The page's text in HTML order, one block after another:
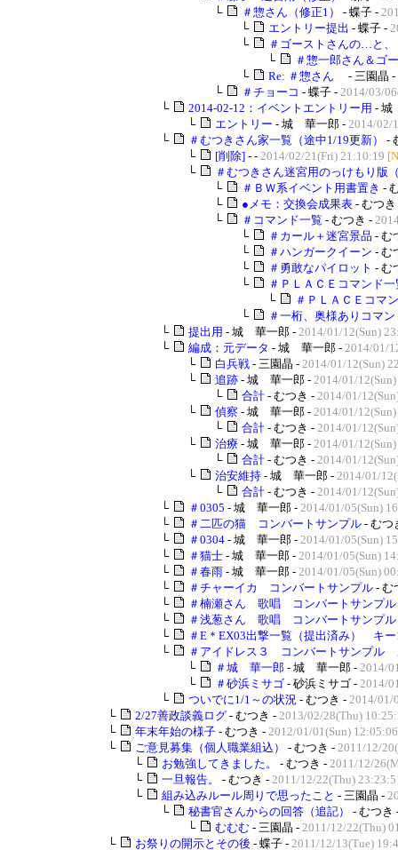
└
＃惣さん（修正1） - 蝶子 -
└
エントリー提出 - 蝶子 -
└
＃ゴーストさんの…と、
└
＃惣一郎さん＆ゴ
└
Re: ＃惣さん
- 三園晶 -
└
＃チョーコ - 蝶子 - 2014/03/
└
2014-02-12：イベントエントリー用 -
└
エントリー - 城 華一郎 - 2014/02/
└
＃むつきさん家一覧（途中1/19更新）
-
└
[削除] - - 2014/02/21(Fri) 21:10:19
└
＃むつきさん迷宮用のっけもり版
└
＃ＢＷ系イベント用書置き -
└
●メモ：交換会成果表 - むつ
└
＃コマンド一覧 - むつき -
└
＃カール＋迷宮景品 - む
└
＃ハンガークイーン - む
└
＃勇敢なパイロット - む
└
＃ＰＬＡＣＥコマンド一
└
＃ＰＬＡＣＥコマ
└
＃一桁、奥様ありコマ
└
提出用 - 城 華一郎 - 2014/01/12(Sun)
└
編成：元データ - 城 華一郎 - 2014/01/
└
白兵戦 - 三園晶 - 2014/01/12(Sun)
└
追跡 - 城 華一郎 - 2014/01/
└
合計 - むつき - 2014/01/
└
偵察 - 城 華一郎 - 2014/01/
└
合計 - むつき - 2014/01/
└
治療 - 城 華一郎 - 2014/01/
└
合計 - むつき - 2014/01/
└
治安維持 - 城 華一郎 - 2014/01/
└
合計 - むつき - 2014/01/
└
＃0305 - 城 華一郎 - 2014/01/05(Sun)
└
＃二匹の猫 コンバートサンプル - むつ
└
＃0304 - 城 華一郎 - 2014/01/05(Sun)
└
＃猫士 - 城 華一郎 - 2014/01/05(Sun)
└
＃春雨 - 城 華一郎 - 2014/01/05(Sun)
└
＃チャーイカ コンバートサンプル - む
└
＃楠瀬さん 歌唱 コンバートサンプル
└
＃浅葱さん 歌唱 コンバートサンプル
└
＃E＊EX03出撃一覧（提出済み） キー
└
＃アイドレス３ コンバートサンプル
└
＃城 華一郎 - 城 華一郎 - 2014/
└
＃砂浜ミサゴ - 砂浜ミサゴ - 2014/
└
ついでに1/1～の状況 - むつき - 2014/01/
└
2/27善政談義ログ - むつき - 2013/02/28(Thu)
└
年末年始の様子 - むつき - 2012/01/01(Sun) 12:05:06
└
ご意見募集（個人職業組込） - むつき - 2011/12/
└
お勉強してきました。 - むつき - 2011/12/
└
一旦報告。 - むつき - 2011/12/22(Thu)
└
組み込みルール周りで思ったこと - 三園晶 -
└
秘書官さんからの回答（追記）
- むつき
└
むむむ - 三園晶 - 2011/12/22(Thu)
└
お祭りの開示とその後 - 蝶子 - 2011/12/13(Tue)